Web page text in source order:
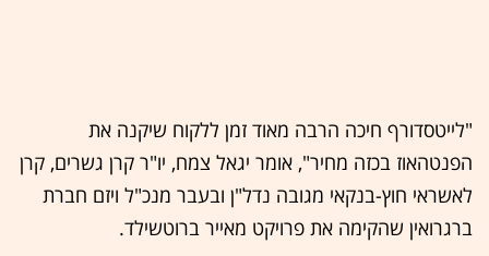
"לייטסדורף חיכה הרבה מאוד זמן ללקוח שיקנה את
הפנטהאוז בכזה מחיר", אומר יגאל צמח, יו"ר קרן גשרים, קרן
לאשראי חוץ-בנקאי מגובה נדל"ן ובעבר מנכ"ל ויזם חברת
ברגרואין שהקימה את פרויקט מאייר ברוטשילד.